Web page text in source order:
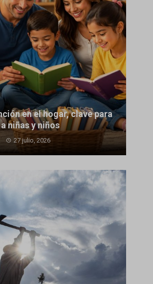
en el hogar, clave para
niñas y niños
27 julio, 2026